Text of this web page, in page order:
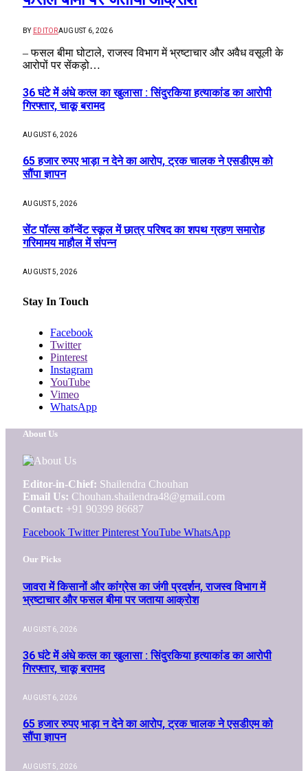
BY EDITORAUGUST 6, 2026
– फसल बीमा घोटाले, राजस्व विभाग में भ्रष्टाचार और अवैध वसूली के
आरोपों पर सेंकड़ो…
36 घंटे में अंधे कत्ल का खुलासा : सिंदुरकिया हत्याकांड का आरोपी
गिरफ्तार, चाकू बरामद
AUGUST 6, 2026
65 हजार रुपए भाड़ा न देने का आरोप, ट्रक चालक ने एसडीएम को
सौंपा ज्ञापन
AUGUST 5, 2026
सेंट पॉल्स कॉन्वेंट स्कूल में छात्र परिषद का शपथ ग्रहण समारोह
गरिमामय माहौल में संपन्न
AUGUST 5, 2026
Stay In Touch
Facebook
Twitter
Pinterest
Instagram
YouTube
Vimeo
WhatsApp
About Us
Editor-in-Chief: Shailendra Chouhan
Email Us: Chouhan.shailendra48@gmail.com
Contact: +91 90399 86687
Facebook Twitter PinterestYouTube WhatsApp
Our Picks
जावरा में किसानों और कांग्रेस का जंगी प्रदर्शन, राजस्व विभाग में
भ्रष्टाचार और फसल बीमा पर जताया आक्रोश
AUGUST 6, 2026
36 घंटे में अंधे कत्ल का खुलासा : सिंदुरकिया हत्याकांड का आरोपी
गिरफ्तार, चाकू बरामद
AUGUST 6, 2026
65 हजार रुपए भाड़ा न देने का आरोप, ट्रक चालक ने एसडीएम को
सौंपा ज्ञापन
AUGUST 5, 2026